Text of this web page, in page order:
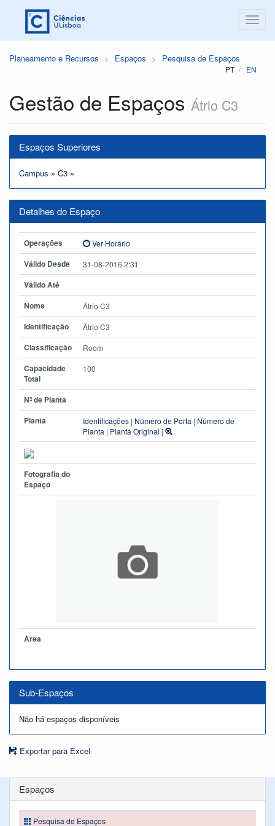
Planeamento e Recursos Espaços Pesquisa de Espaços
PT EN
Gestão de Espaços Átrio C3
Espaços Superiores
Campus » C3 »
Detalhes do Espaço
Operações Ver Horário
Válido Desde 31-08-2016 2:31
Válido Até
Nome
Átrio C3
Identificação Átrio C3
Classificação Room
Capacidade
Total
100
Nº de Planta
Planta
Identificações | Número de Porta | Número de
Planta | Planta Original |
Fotografia do
Espaço
Àrea
Sub-Espaços
Não há espaços disponíveis
Exportar para Excel
Espaços
Pesquisa de Espaços